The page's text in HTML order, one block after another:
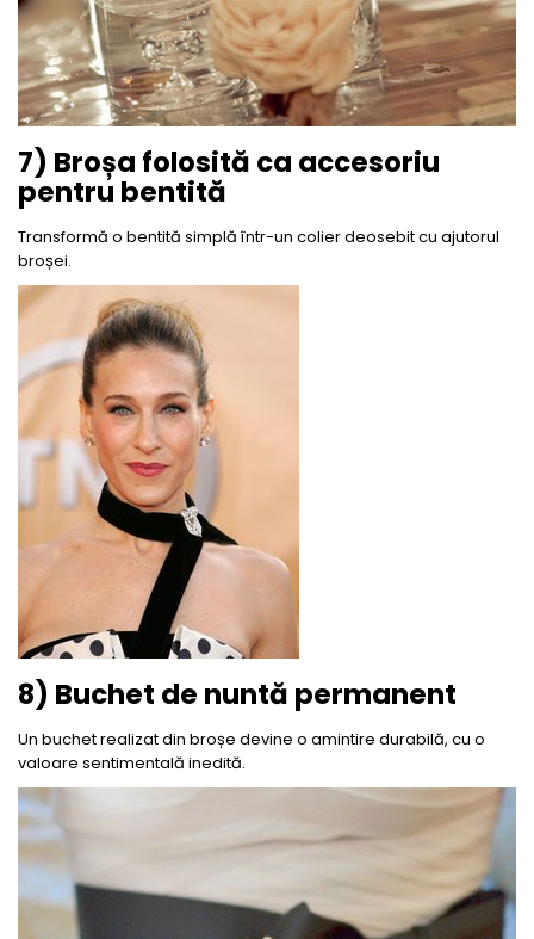
7) Broșa folosită ca accesoriu
pentru bentită
Transformă o bentită simplă într-un colier deosebit cu ajutorul
broșei.
8) Buchet de nuntă permanent
Un buchet realizat din broșe devine o amintire durabilă, cu o
valoare sentimentală inedită.